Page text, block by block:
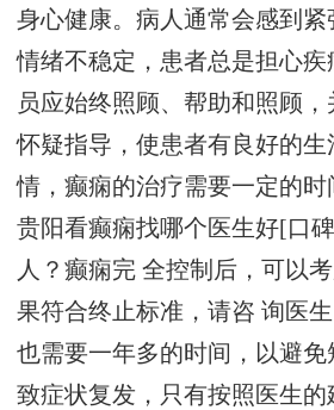
身心健康。病人通常会感到紧
情绪不稳定，患者总是担心
员应始终照顾、帮助和照顾
怀疑指导，使患者有良好的
情，癫痫的治疗需要一定的时
贵阳看癫痫找哪个医生好[口
人？癫痫完 全控制后，可以
果符合终止标准，请咨 询医
也需要一年多的时间，以避
致症状复发，只有按照医生